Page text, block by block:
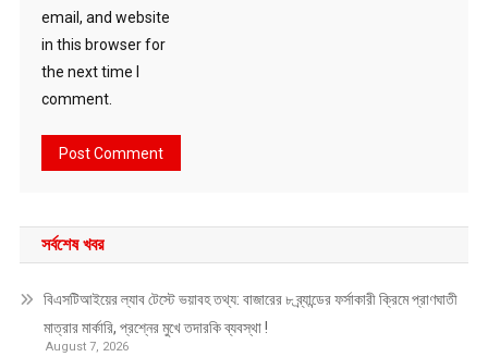
email, and website
in this browser for
the next time I
comment.
সর্বশেষ খবর
বিএসটিআইয়ের ল্যাব টেস্টে ভয়াবহ তথ্য: বাজারের ৮ ব্র্যান্ডের ফর্সাকারী ক্রিমে প্রাণঘাতী
মাত্রার মার্কারি, প্রশ্নের মুখে তদারকি ব্যবস্থা !
August 7, 2026